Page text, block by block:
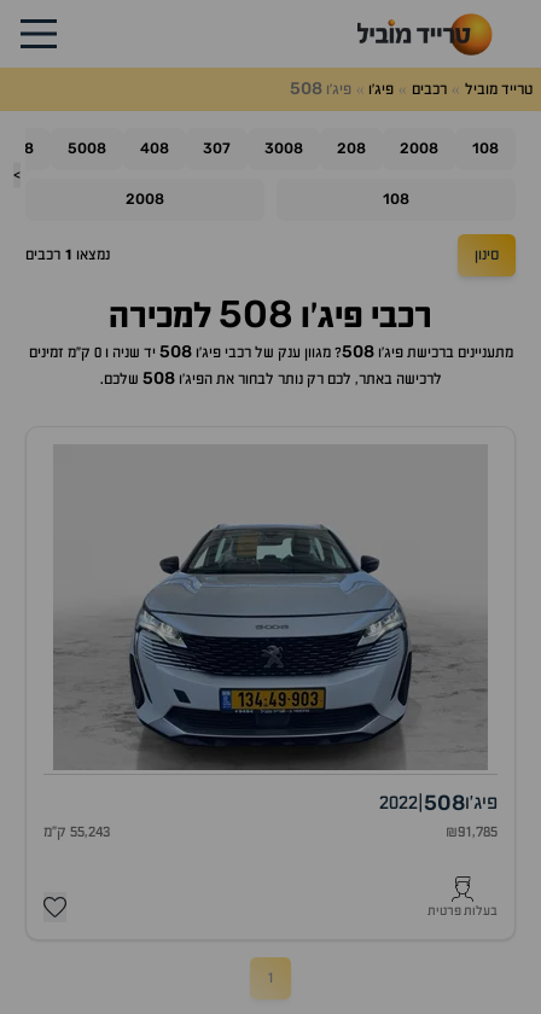
טרייד מוביל רכבים פיג'ו פיג'ו508
>
108
2008
208
3008
307
408
5008
508
108
2008
סינון נמצאו 1 רכבים
רכבי פיג'ו 508 למכירה
מתעניינים ברכישתפיג'ו508? מגוון ענק של רכביפיג'ו508
יד שניה ו 0 ק"מ זמינים
לרכישה באתר, לכם רק נותר לבחור את הפיג'ו508 שלכם.
פיג'ו508
2022
₪91,785 55,243 ק"מ
בעלות פרטית
1